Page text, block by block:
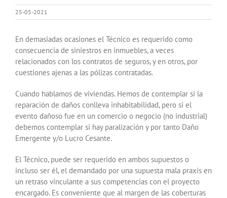
25-05-2021
En demasiadas ocasiones el Técnico es requerido como
consecuencia de siniestros en inmuebles, a veces
relacionados con los contratos de seguros, y en otros, por
cuestiones ajenas a las pólizas contratadas.
Cuando hablamos de viviendas. Hemos de contemplar si la
reparación de daños conlleva inhabitabilidad, pero si el
evento dañoso fue en un comercio o negocio (no industrial)
debemos contemplar si hay paralización y por tanto Daño
Emergente y/o Lucro Cesante.
El Técnico, puede ser requerido en ambos supuestos o
incluso ser él, el demandado por una supuesta mala praxis en
un retraso vinculante a sus competencias con el proyecto
encargado. Es conveniente que al margen de las coberturas